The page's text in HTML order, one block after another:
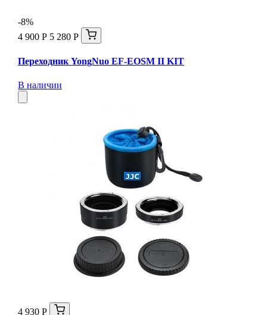
-8%
4 900 Р 5 280 Р
Переходник YongNuo EF-EOSM II KIT
В наличии
4 930 Р